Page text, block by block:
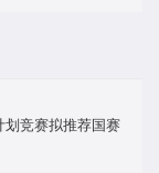
划竞赛拟推荐国赛